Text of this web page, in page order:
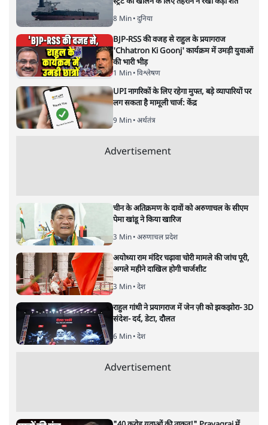
नतीजों पर परदे डालता घोषणा प्रधान
बजट!
अर्थतंत्र| अनन्त मित्तल| 1 FEB, 2026
अनन्त मित्तल
है? आंकड़ों, ज़मीनी हकीकत और वादों के बीच घोषणा-प्रधान बजट